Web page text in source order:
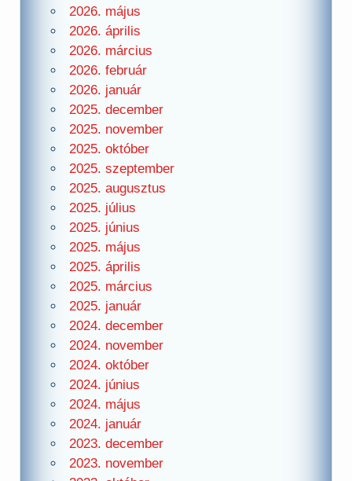
2026. május
2026. április
2026. március
2026. február
2026. január
2025. december
2025. november
2025. október
2025. szeptember
2025. augusztus
2025. július
2025. június
2025. május
2025. április
2025. március
2025. január
2024. december
2024. november
2024. október
2024. június
2024. május
2024. január
2023. december
2023. november